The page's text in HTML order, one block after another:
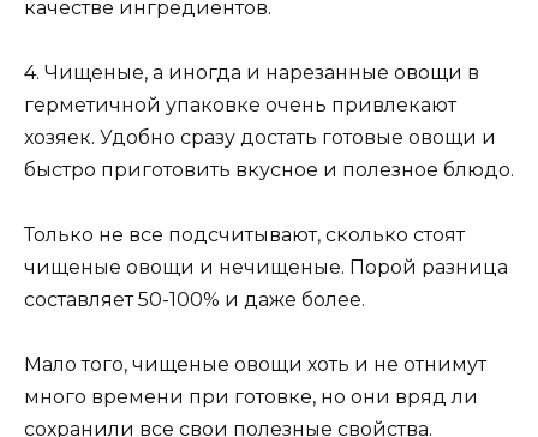
качестве ингредиентов.
4. Чищеные, а иногда и нарезанные овощи в
герметичной упаковке очень привлекают
хозяек. Удобно сразу достать готовые овощи и
быстро приготовить вкусное и полезное блюдо.
Только не все подсчитывают, сколько стоят
чищеные овощи и нечищеные. Порой разница
составляет 50-100% и даже более.
Мало того, чищеные овощи хоть и не отнимут
много времени при готовке, но они вряд ли
сохранили все свои полезные свойства.